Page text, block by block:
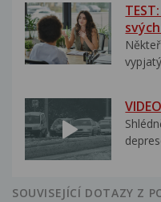
SOUVISEJÍCÍ DOTAZY Z